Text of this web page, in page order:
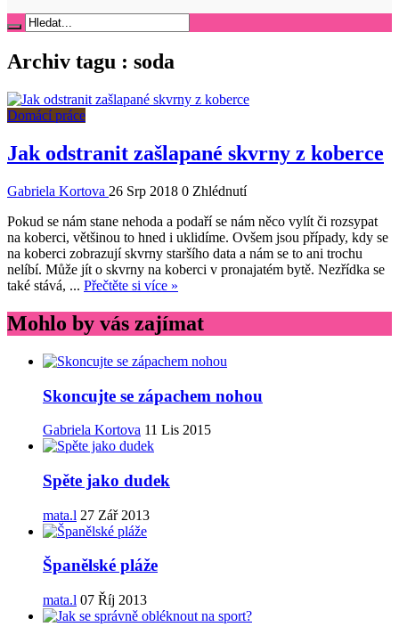
Archiv tagu : soda
Domácí práce
Jak odstranit zašlapané skvrny z koberce
Gabriela Kortova 26 Srp 2018 0 Zhlédnutí
Pokud se nám stane nehoda a podaří se nám něco vylít či rozsypat
na koberci, většinou to hned i uklidíme. Ovšem jsou případy, kdy se
na koberci zobrazují skvrny staršího data a nám se to ani trochu
nelíbí. Může jít o skvrny na koberci v pronajatém bytě. Nezřídka se
také stává, ... Přečtěte si více »
Mohlo by vás zajímat
Skoncujte se zápachem nohou
Gabriela Kortova 11 Lis 2015
Spěte jako dudek
mata.l 27 Zář 2013
Španělské pláže
mata.l 07 Říj 2013